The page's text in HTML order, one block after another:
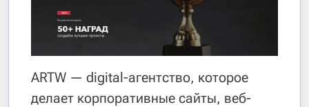
ARTW — digital-агентство, которое
делает корпоративные сайты, веб-